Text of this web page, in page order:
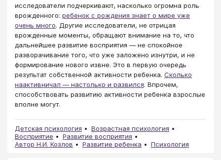
исследователи подчеркивают, насколько огромна роль
врожденного: ребенок с рождения знает о мире уже
очень много. Другие исследователи, не отрицая
врожденные моменты, обращают внимание на то, что
дальнейшее развитие восприятия — не спокойное
разворачивание того, что уже заложено изнутри, и не
формирование нового извне. Это в первую очередь
результат собственной активности ребенка. Сколько
наактивничал — настолько и развился. Впрочем,
способствовать развитию активности ребенка взрослые
вполне могут.
Детская психология
Возрастная психология
Восприятие
Развитие восприятия
Автор Н.И. Козлов
Развитие ребенка Психология